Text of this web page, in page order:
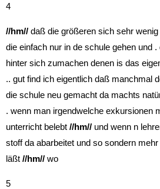
4
//hm// daß die größeren sich sehr
die einfach nur in de schule gehen und
hinter sich zumachen denen is das
.. gut find ich eigentlich daß manchmal
die schule neu gemacht da machts
. wenn man irgendwelche exkursionen
unterricht belebt //hm// und wenn n
stoff da abarbeitet und so sondern
läßt //hm// wo
5